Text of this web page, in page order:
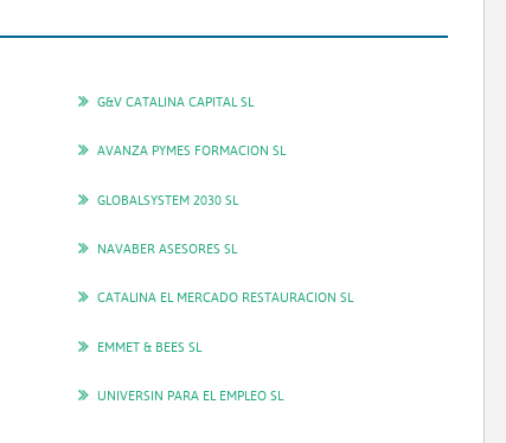
G&V CATALINA CAPITAL SL
AVANZA PYMES FORMACION SL
GLOBALSYSTEM 2030 SL
NAVABER ASESORES SL
CATALINA EL MERCADO RESTAURACION SL
EMMET & BEES SL
UNIVERSIN PARA EL EMPLEO SL